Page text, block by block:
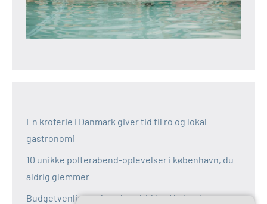
En kroferie i Danmark giver tid til ro og lokal
gastronomi
10 unikke polterabend-oplevelser i københavn, du
aldrig glemmer
Budgetvenlige polterabend-idéer i københavn